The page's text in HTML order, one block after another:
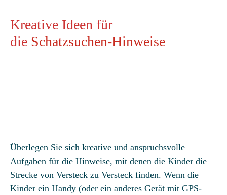
Kreative Ideen für
die Schatzsuchen-Hinweise
Überlegen Sie sich kreative und anspruchsvolle
Aufgaben für die Hinweise, mit denen die Kinder die
Strecke von Versteck zu Versteck finden. Wenn die
Kinder ein Handy (oder ein anderes Gerät mit GPS-